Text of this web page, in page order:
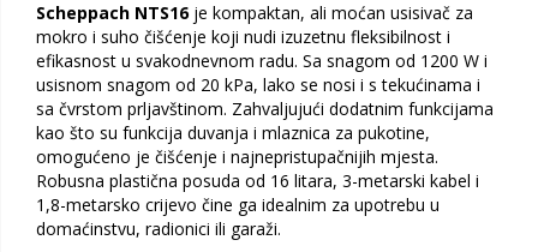
Scheppach NTS16je kompaktan, ali moćan usisivač za
mokro i suho čišćenje koji nudi izuzetnu fleksibilnost i
efikasnost u svakodnevnom radu. Sa snagom od 1200 W i
usisnom snagom od 20 kPa, lako se nosi i s tekućinama i
sa čvrstom prljavštinom. Zahvaljujući dodatnim funkcijama
kao što su funkcija duvanja i mlaznica za pukotine,
omogućeno je čišćenje i najnepristupačnijih mjesta.
Robusna plastična posuda od 16 litara, 3-metarski kabel i
1,8-metarsko crijevo čine ga idealnim za upotrebu u
domaćinstvu, radionici ili garaži.